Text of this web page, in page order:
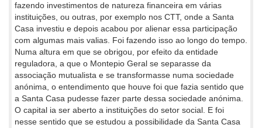
fazendo investimentos de natureza financeira em várias
instituições, ou outras, por exemplo nos CTT, onde a Santa
Casa investiu e depois acabou por alienar essa participação
com algumas mais valias. Foi fazendo isso ao longo do tempo.
Numa altura em que se obrigou, por efeito da entidade
reguladora, a que o Montepio Geral se separasse da
associação mutualista e se transformasse numa sociedade
anónima, o entendimento que houve foi que fazia sentido que
a Santa Casa pudesse fazer parte dessa sociedade anónima.
O capital ia ser aberto a instituições do setor social. E foi
nesse sentido que se estudou a possibilidade da Santa Casa